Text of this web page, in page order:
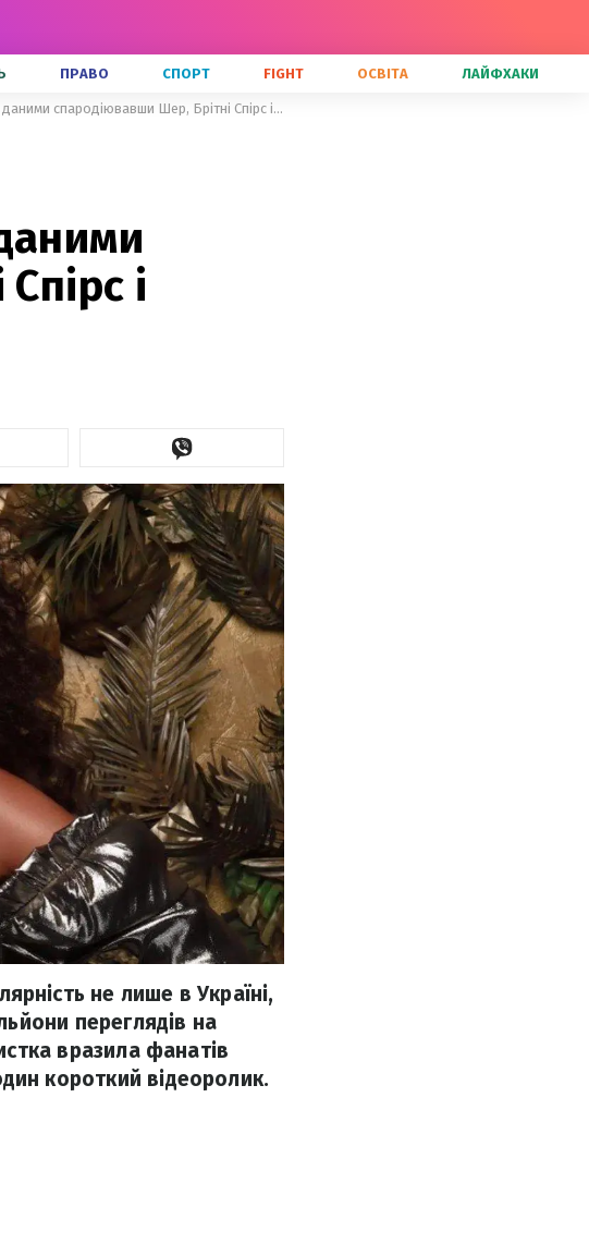
ПРАВО СПОРТ FIGHT ОСВІТА ЛАЙФХАКИ
Настя Каменських вразила прихильників вокальними даними спародіювавши Шер, Брітні Спірс і Шакіру
і
не лише в Україні,
переглядів на
вразила фанатів
короткий відеоролик.